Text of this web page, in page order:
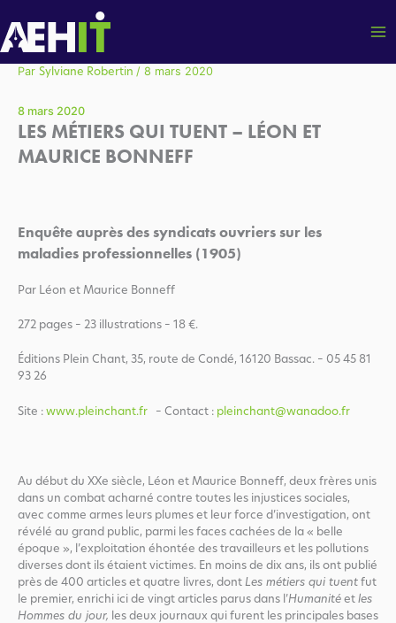
au
contenu
Par Sylviane Robertin / 8 mars 2020
8 mars 2020
LES MÉTIERS QUI TUENT – LÉON ET
MAURICE BONNEFF
Enquête auprès des syndicats ouvriers sur les
maladies professionnelles (1905)
Par Léon et Maurice Bonneff
272 pages – 23 illustrations – 18 €.
Éditions Plein Chant, 35, route de Condé, 16120 Bassac. – 05 45 81
93 26
Site : www.pleinchant.fr – Contact : pleinchant@wanadoo.fr
Au début du XXe siècle, Léon et Maurice Bonneff, deux frères unis
dans un combat acharné contre toutes les injustices sociales,
avec comme armes leurs plumes et leur force d’investigation, ont
révélé au grand public, parmi les faces cachées de la « belle
époque », l’exploitation éhontée des travailleurs et les pollutions
diverses dont ils étaient victimes. En moins de dix ans, ils ont publié
près de 400 articles et quatre livres, dont Les métiers qui tuent fut
le premier, enrichi ici de vingt articles parus dans l’Humanité et les
Hommes du jour, les deux journaux qui furent les principales bases